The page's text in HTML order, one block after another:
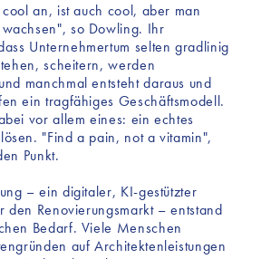
an, ist auch cool, aber man
so Dowling. Ihr
Unternehmertum selten gradlinig
scheitern, werden
manchmal entsteht daraus und
ein tragfähiges Geschäftsmodell.
vor allem eines: ein echtes
"Find a pain, not a vitamin",
Punkt.
– ein digitaler, KI-gestützter
den Renovierungsmarkt – entstand
Bedarf. Viele Menschen
auf Architektenleistungen